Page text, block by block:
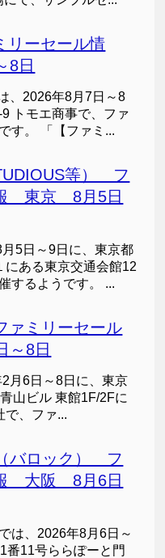
リーセール情
日
、2026年8月7日～8
トモエ商事で、ファ
す。 「【ファミ...
等） フ
東京 8月5日
5日～9日に、東京都
にある東京交通会館12
するようです。 ...
ミリーセール
8日
月6日～8日に、東京
山ビル 東館1F/2Fに
で、ファ...
バロック） フ
大阪 8月6日
は、2026年8月6日～
番11号ららぽーと門